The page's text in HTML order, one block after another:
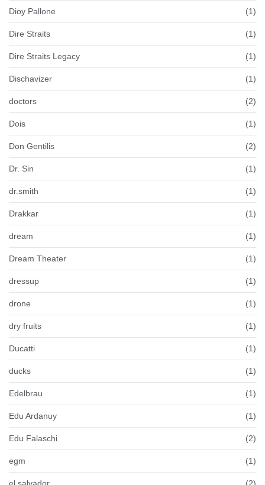
Dioy Pallone (1)
Dire Straits (1)
Dire Straits Legacy (1)
Dischavizer (1)
doctors (2)
Dois (1)
Don Gentilis (2)
Dr. Sin (1)
dr.smith (1)
Drakkar (1)
dream (1)
Dream Theater (1)
dressup (1)
drone (1)
dry fruits (1)
Ducatti (1)
ducks (1)
Edelbrau (1)
Edu Ardanuy (1)
Edu Falaschi (2)
egm (1)